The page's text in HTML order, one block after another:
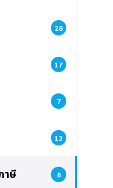
28
17
7
13
าษี 8